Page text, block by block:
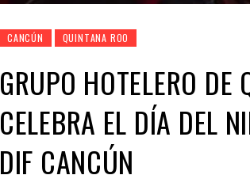
CANCÚN QUINTANA ROO
GRUPO HOTELERO DE
CELEBRA EL DÍA DEL
DIF CANCÚN